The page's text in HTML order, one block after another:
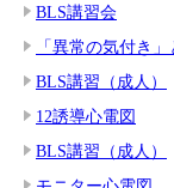
BLS講習会
「異常の気付き
BLS講習（成人）
12誘導心電図
BLS講習（成人）